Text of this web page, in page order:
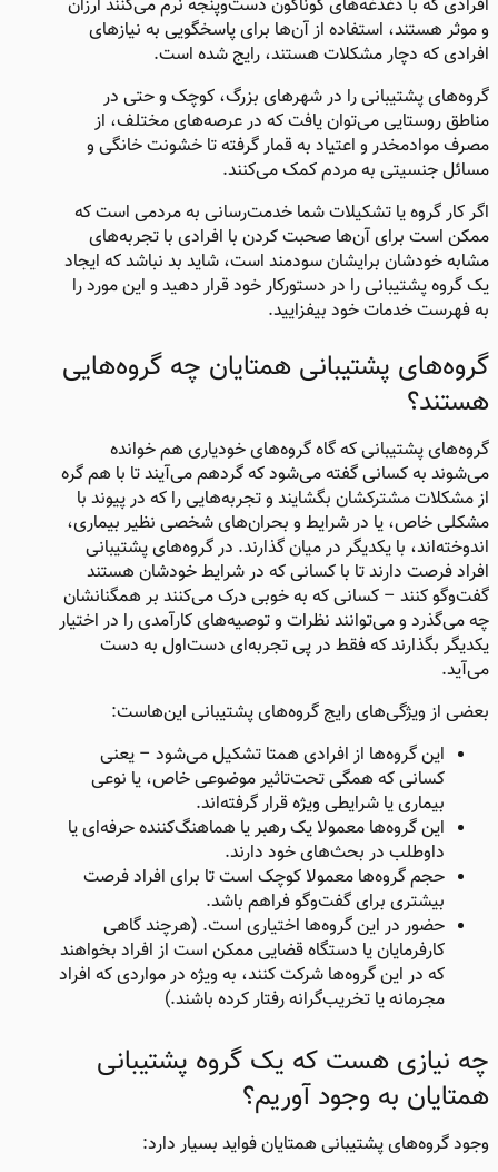
افرادی که با دغدغه‌های گوناگون دست‌وپنجه نرم می‌کنند ارزان
و موثر هستند، استفاده از آن‌ها برای پاسخگویی به نیازهای
افرادی که دچار مشکلات هستند، رایج شده است.
گروه‌های پشتیبانی‌ را در شهرهای بزرگ، کوچک و حتی در
مناطق روستایی می‌توان یافت که در عرصه‌های مختلف، از
مصرف موادمخدر و اعتیاد به قمار گرفته تا خشونت خانگی و
مسائل جنسیتی به مردم کمک می‌کنند.
اگر کار گروه یا تشکیلات شما خدمت‌رسانی به مردمی است که
ممکن است برای آن‌ها صحبت کردن با افرادی با تجربه‌های
مشابه خودشان برایشان سودمند است، شاید بد نباشد که ایجاد
یک گروه پشتیبانی را در دستورکار خود قرار دهید و این مورد را
به فهرست خدمات خود بیفزایید.
گروه‌های پشتیبانی همتایان چه گروه‌هایی
هستند؟
گروه‌های پشتیبانی که گاه گروه‌های خودیاری هم خوانده
می‌شوند به کسانی گفته می‌شود که گردهم می‌آیند تا با هم گره
از مشکلات مشترکشان بگشایند و تجربه‌هایی را که در پیوند با
مشکلی خاص، یا در شرایط و بحران‌های شخصی نظیر بیماری،
اندوخته‌اند، با یکدیگر در میان گذارند. در گروه‌های پشتیبانی
افراد فرصت دارند تا با کسانی که در شرایط خودشان هستند
گفت‌وگو کنند – کسانی که به خوبی درک می‌کنند بر همگنانشان
چه می‌گذرد و می‌توانند نظرات و توصیه‌های کارآمدی را در اختیار
یکدیگر بگذارند که فقط در پی تجربه‌ای دست‌اول به دست
می‌آید.
بعضی از ویژگی‌های رایج گروه‌های پشتیبانی این‌هاست:
این گروه‌ها از افرادی همتا تشکیل می‌شود – یعنی
کسانی که همگی تحت‌تاثیر موضوعی خاص، یا نوعی
بیماری یا شرایطی ویژه قرار گرفته‌اند.
این گروه‌ها معمولا یک رهبر یا هماهنگ‌کننده حرفه‌ای یا
داوطلب در بحث‌های خود دارند.
حجم گروه‌ها معمولا کوچک است تا برای افراد فرصت
بیشتری برای گفت‌وگو فراهم باشد.
حضور در این گروه‌ها اختیاری است. (هرچند گاهی
کارفرمایان یا دستگاه قضایی ممکن است از افراد بخواهند
که در این گروه‌ها شرکت کنند، به ویژه در مواردی که افراد
مجرمانه یا تخریب‌گرانه رفتار کرده باشند.)
چه نیازی هست که یک گروه پشتیبانی
همتایان به وجود آوریم؟
وجود گروه‌های پشتیبانی همتایان فواید بسیار دارد: